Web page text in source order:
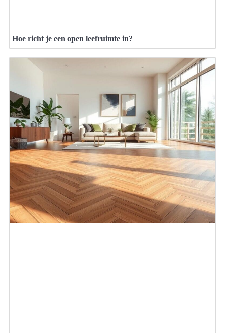
Hoe richt je een open leefruimte in?